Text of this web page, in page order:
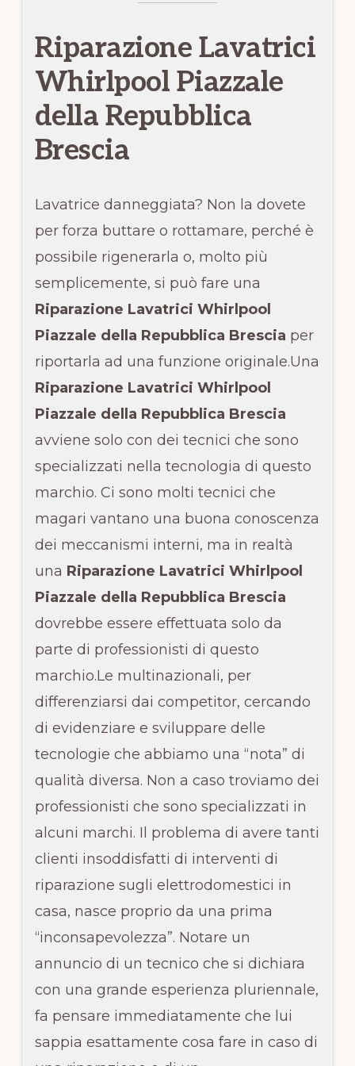
Riparazione Lavatrici
Whirlpool Piazzale
della Repubblica
Brescia
Lavatrice danneggiata? Non la dovete
per forza buttare o rottamare, perché è
possibile rigenerarla o, molto più
semplicemente, si può fare una
Riparazione Lavatrici Whirlpool
Piazzale della Repubblica Brescia per
riportarla ad una funzione originale.Una
Riparazione Lavatrici Whirlpool
Piazzale della Repubblica Brescia
avviene solo con dei tecnici che sono
specializzati nella tecnologia di questo
marchio. Ci sono molti tecnici che
magari vantano una buona conoscenza
dei meccanismi interni, ma in realtà
una Riparazione Lavatrici Whirlpool
Piazzale della Repubblica Brescia
dovrebbe essere effettuata solo da
parte di professionisti di questo
marchio.Le multinazionali, per
differenziarsi dai competitor, cercando
di evidenziare e sviluppare delle
tecnologie che abbiamo una “nota” di
qualità diversa. Non a caso troviamo dei
professionisti che sono specializzati in
alcuni marchi. Il problema di avere tanti
clienti insoddisfatti di interventi di
riparazione sugli elettrodomestici in
casa, nasce proprio da una prima
“inconsapevolezza”. Notare un
annuncio di un tecnico che si dichiara
con una grande esperienza pluriennale,
fa pensare immediatamente che lui
sappia esattamente cosa fare in caso di